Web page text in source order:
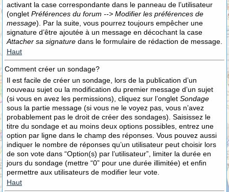
activant la case correspondante dans le panneau de l’utilisateur
(onglet Préférences du forum --> Modifier les préférences de
message). Par la suite, vous pourrez toujours empêcher une
signature d’être ajoutée à un message en décochant la case
Attacher sa signature dans le formulaire de rédaction de message.
Haut
Comment créer un sondage?
Il est facile de créer un sondage, lors de la publication d’un
nouveau sujet ou la modification du premier message d’un sujet
(si vous en avez les permissions), cliquez sur l’onglet Sondage
sous la partie message (si vous ne le voyez pas, vous n’avez
probablement pas le droit de créer des sondages). Saisissez le
titre du sondage et au moins deux options possibles, entrez une
option par ligne dans le champ des réponses. Vous pouvez aussi
indiquer le nombre de réponses qu’un utilisateur peut choisir lors
de son vote dans “Option(s) par l’utilisateur”, limiter la durée en
jours du sondage (mettre “0” pour une durée illimitée) et enfin
permettre aux utilisateurs de modifier leur vote.
Haut